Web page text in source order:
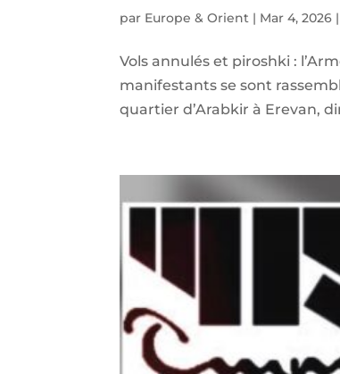
par Europe & Orient | Mar 4, 2026
Vols annulés et piroshki :
manifestants se sont
quartier d’Arabkir à Erevan,